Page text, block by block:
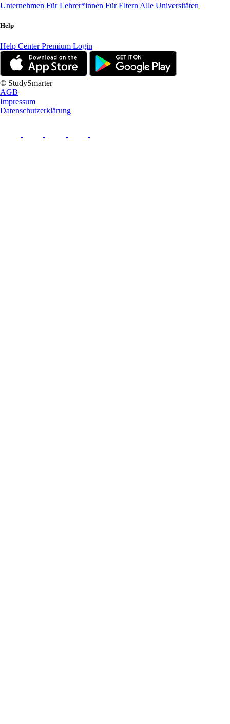
Unternehmen Für Lehrer*innen Für Eltern Alle Universitäten
Help
Help CenterPremium Login
© StudySmarter
AGB
Impressum
Datenschutzerklärung